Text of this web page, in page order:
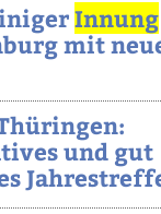
Innung
mit
und gut